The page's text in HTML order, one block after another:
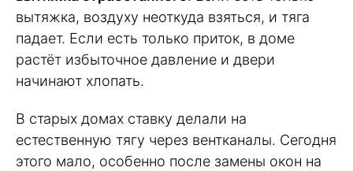
вытяжка, воздуху неоткуда взяться, и тяга
падает. Если есть только приток, в доме
растёт избыточное давление и двери
начинают хлопать.
В старых домах ставку делали на
естественную тягу через вентканалы. Сегодня
этого мало, особенно после замены окон на